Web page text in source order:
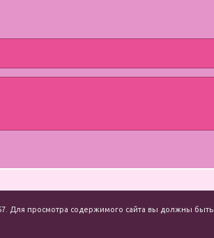
Для просмотра содержимого сайта вы должны быть